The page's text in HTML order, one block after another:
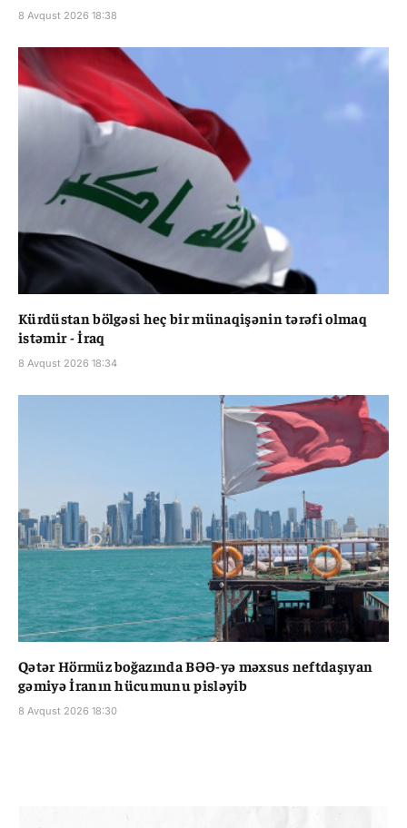
8 Avqust 2026 18:38
Kürdüstan bölgəsi heç bir münaqişənin tərəfi olmaq
istəmir - İraq
8 Avqust 2026 18:34
Qətər Hörmüz boğazında BƏƏ-yə məxsus neftdaşıyan
gəmiyə İranın hücumunu pisləyib
8 Avqust 2026 18:30